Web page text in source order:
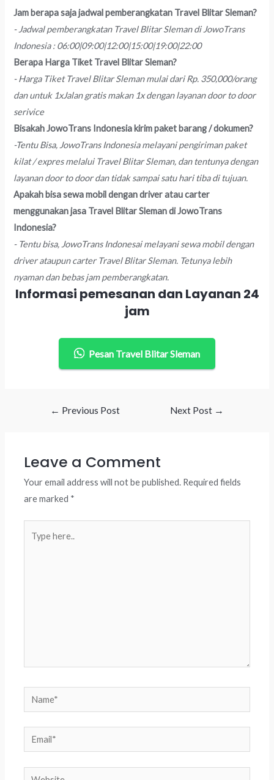
Jam berapa saja jadwal pemberangkatan Travel Blitar Sleman?
- Jadwal pemberangkatan Travel Blitar Sleman di JowoTrans
Indonesia : 06:00|09:00|12:00|15:00|19:00|22:00
Berapa Harga Tiket Travel Blitar Sleman?
- Harga Tiket Travel Blitar Sleman mulai dari Rp. 350,000/orang
dan untuk 1xJalan gratis makan 1x dengan layanan door to door
serivice
Bisakah JowoTrans Indonesia kirim paket barang / dokumen?
-Tentu Bisa, JowoTrans Indonesia melayani pengiriman paket
kilat / expres melalui Travel Blitar Sleman, dan tentunya dengan
layanan door to door dan tidak sampai satu hari tiba di tujuan.
Apakah bisa sewa mobil dengan driver atau carter
menggunakan jasa Travel Blitar Sleman di JowoTrans
Indonesia?
- Tentu bisa, JowoTrans Indonesai melayani sewa mobil dengan
driver ataupun carter Travel Blitar Sleman. Tetunya lebih
nyaman dan bebas jam pemberangkatan.
Informasi pemesanan dan Layanan 24
jam
Pesan Travel Blitar Sleman
Post← Previous Post Next Post →
Leave a Comment
Your email address will not be published. Required fields
are marked *
here..
Name*
Email*
Website